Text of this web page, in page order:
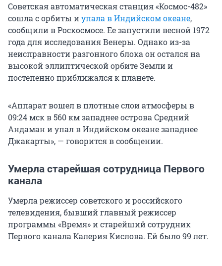
Советская автоматическая станция «Космос-482»
сошла с орбиты иупала в Индийском океане,
сообщили в Роскосмосе. Ее запустили весной 1972
года для исследования Венеры. Однако из-за
неисправности разгонного блока он остался на
высокой эллиптической орбите Земли и
постепенно приближался к планете.
«Аппарат вошел в плотные слои атмосферы в
09:24 мскв560 кмзападнее острова Средний
Андаман и упал в Индийском океане западнее
Джакарты», — говорится в сообщении.
Умерла старейшая сотрудница Первого
канала
Умерла режиссер советского и российского
телевидения, бывший главный режиссер
программы «Время» и старейший сотрудник
Первого канала Калерия Кислова. Ей было 99 лет.